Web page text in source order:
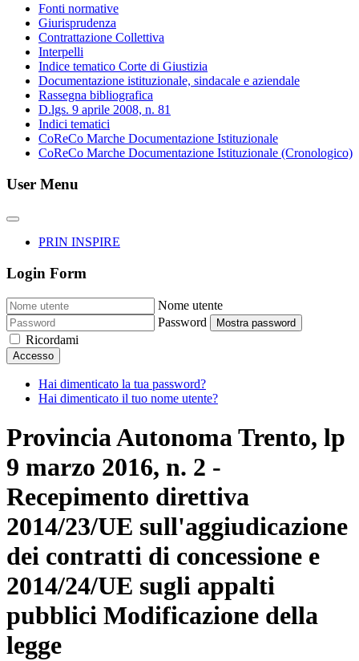
Fonti normative
Giurisprudenza
Contrattazione Collettiva
Interpelli
Indice tematico Corte di Giustizia
Documentazione istituzionale, sindacale e aziendale
Rassegna bibliografica
D.lgs. 9 aprile 2008, n. 81
Indici tematici
CoReCo Marche Documentazione Istituzionale
CoReCo Marche Documentazione Istituzionale (Cronologico)
User Menu
PRIN INSPIRE
Login Form
Nome utente
Password
Mostra password
Ricordami
Accesso
Hai dimenticato la tua password?
Hai dimenticato il tuo nome utente?
Provincia Autonoma Trento, lp
9 marzo 2016, n. 2 -
Recepimento direttiva
2014/23/UE sull'aggiudicazione
dei contratti di concessione e
2014/24/UE sugli appalti
pubblici Modificazione della
legge